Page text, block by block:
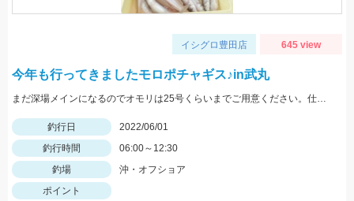
イシグロ豊田店 645 view
今年も行ってきましたモロポチャギス♪in武丸
まだ深場メインになるのでオモリは25号くらいまでご用意ください。仕掛けは8号針でOK
釣行日
2022/06/01
釣行時間
06:00～12:30
釣場
沖・オフショア
ポイント